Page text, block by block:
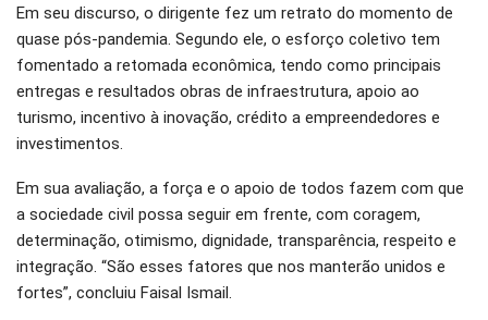
Em seu discurso, o dirigente fez um retrato do momento de
quase pós-pandemia. Segundo ele, o esforço coletivo tem
fomentado a retomada econômica, tendo como principais
entregas e resultados obras de infraestrutura, apoio ao
turismo, incentivo à inovação, crédito a empreendedores e
investimentos.
Em sua avaliação, a força e o apoio de todos fazem com que
a sociedade civil possa seguir em frente, com coragem,
determinação, otimismo, dignidade, transparência, respeito e
integração. “São esses fatores que nos manterão unidos e
fortes”, concluiu Faisal Ismail.